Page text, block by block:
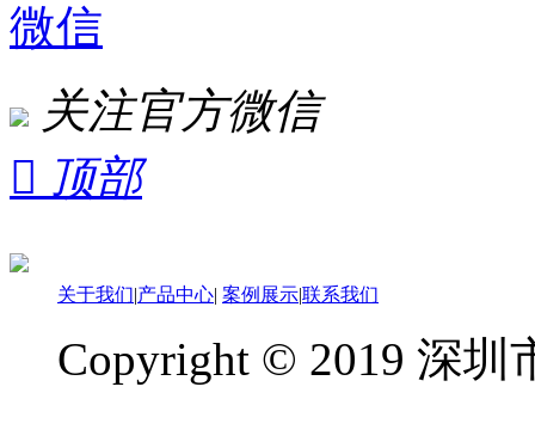
微信
关注官方微信
 顶部
关于我们|产品中心| 案例展示|联系我们
Copyright © 2019 深